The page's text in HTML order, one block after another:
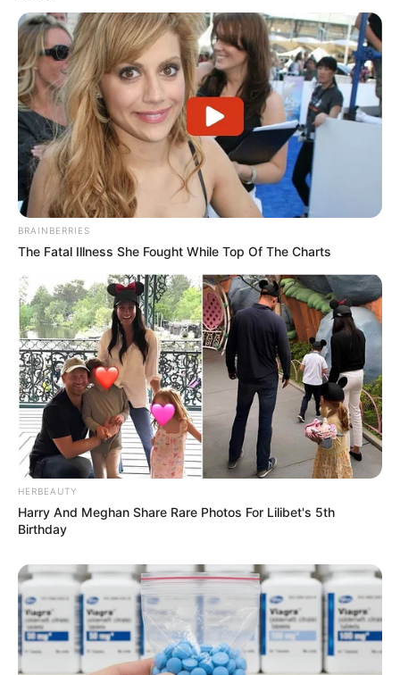
BRAINBERRIES
The Fatal Illness She Fought While Top Of The Charts
HERBEAUTY
Harry And Meghan Share Rare Photos For Lilibet's 5th
Birthday